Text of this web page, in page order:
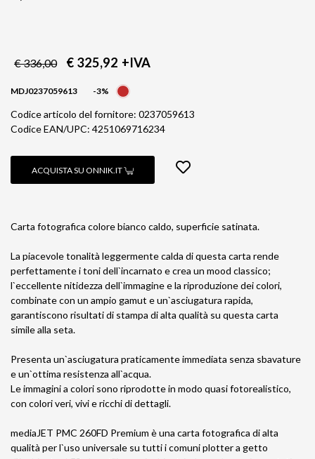
€ 336,00 € 325,92 +IVA
MDJ0237059613 -3%
Codice articolo del fornitore: 0237059613
Codice EAN/UPC: 4251069716234
ACQUISTA SU ONNIK.IT
Carta fotografica colore bianco caldo, superficie satinata.
La piacevole tonalità leggermente calda di questa carta rende
perfettamente i toni dell`incarnato e crea un mood classico;
l`eccellente nitidezza dell`immagine e la riproduzione dei colori,
combinate con un ampio gamut e un`asciugatura rapida,
garantiscono risultati di stampa di alta qualità su questa carta
simile alla seta.
Presenta un`asciugatura praticamente immediata senza sbavature
e un`ottima resistenza all`acqua.
Le immagini a colori sono riprodotte in modo quasi fotorealistico,
con colori veri, vivi e ricchi di dettagli.
mediaJET PMC 260FD Premium è una carta fotografica di alta
qualità per l`uso universale su tutti i comuni plotter a getto